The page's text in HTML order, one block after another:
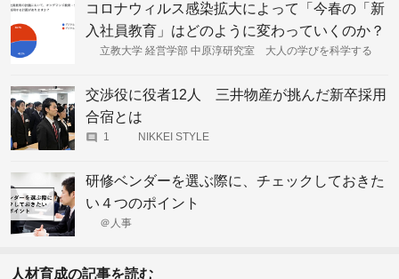
コロナウィルス感染拡大によって「今春の「新
入社員教育」はどのように変わっていくのか？
立教大学 経営学部 中原淳研究室 大人の学びを科学する
交渉役に役者12人 三井物産が挑んだ新卒採用
合宿とは
1 NIKKEI STYLE
研修ベンダーを選ぶ際に、チェックしておきた
い４つのポイント
＠人事
人材育成の記事を読む